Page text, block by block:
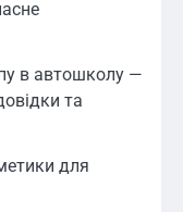
в автошколу —
та
для